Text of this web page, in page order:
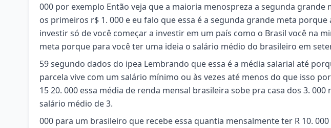
000 por exemplo Então veja que a maioria menospreza a segunda
os primeiros r$ 1. 000 e eu falo que essa é a segunda grande meta
investir só de você começar a investir em um país como o Brasil você na
meta porque para você ter uma ideia o salário médio do brasileiro em
59 segundo dados do ipea Lembrando que essa é a média salarial até
parcela vive com um salário mínimo ou às vezes até menos do que isso
15 20. 000 essa média de renda mensal brasileira sobe pra casa dos 3.
salário médio de 3.
000 para um brasileiro que recebe essa quantia mensalmente ter R 10.